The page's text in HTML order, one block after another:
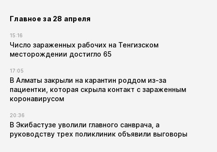
Главное за 28 апреля
15:16
Число зараженных рабочих на Тенгизском
месторождении достигло 65
17:05
В Алматы закрыли на карантин роддом из-за
пациентки, которая скрыла контакт с зараженным
коронавирусом
20:36
В Экибастузе уволили главного санврача, а
руководству трех поликлиник объявили выговоры